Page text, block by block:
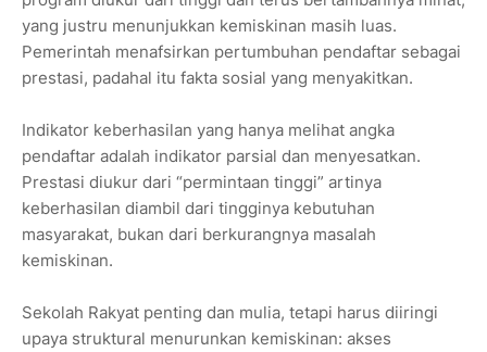
yang justru menunjukkan kemiskinan masih luas.
Pemerintah menafsirkan pertumbuhan pendaftar sebagai
prestasi, padahal itu fakta sosial yang menyakitkan.
Indikator keberhasilan yang hanya melihat angka
pendaftar adalah indikator parsial dan menyesatkan.
Prestasi diukur dari “permintaan tinggi” artinya
keberhasilan diambil dari tingginya kebutuhan
masyarakat, bukan dari berkurangnya masalah
kemiskinan.
Sekolah Rakyat penting dan mulia, tetapi harus diiringi
upaya struktural menurunkan kemiskinan: akses